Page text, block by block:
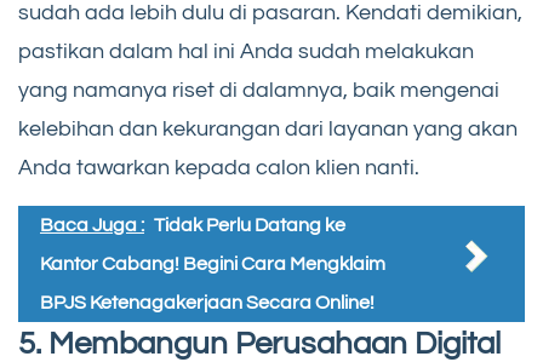
sudah ada lebih dulu di pasaran. Kendati demikian,
pastikan dalam hal ini Anda sudah melakukan
yang namanya riset di dalamnya, baik mengenai
kelebihan dan kekurangan dari layanan yang akan
Anda tawarkan kepada calon klien nanti.
Baca Juga : Tidak Perlu Datang ke
Kantor Cabang! Begini Cara Mengklaim
BPJS Ketenagakerjaan Secara Online!
5. Membangun Perusahaan Digital